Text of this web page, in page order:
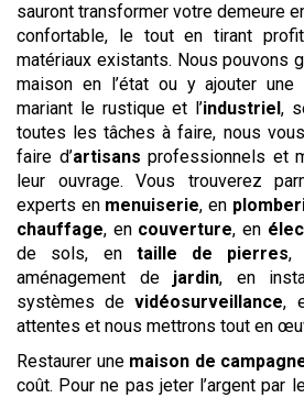
sauront transformer votre demeure
confortable, le tout en tirant
matériaux existants. Nous pouvons
maison en l’état ou y ajouter
mariant le rustique et l’industriel ,
toutes les tâches à faire, nous
faire d’artisans professionnels et
leur ouvrage. Vous trouverez
experts en menuiserie, en
chauffage, en couverture, en
de sols, en taille de pierres,
aménagement de jardin, en
systèmes devidéosurveillance,
attentes et nous mettrons tout en
Restaurer une maison de
coût. Pour ne pas jeter l’argent par